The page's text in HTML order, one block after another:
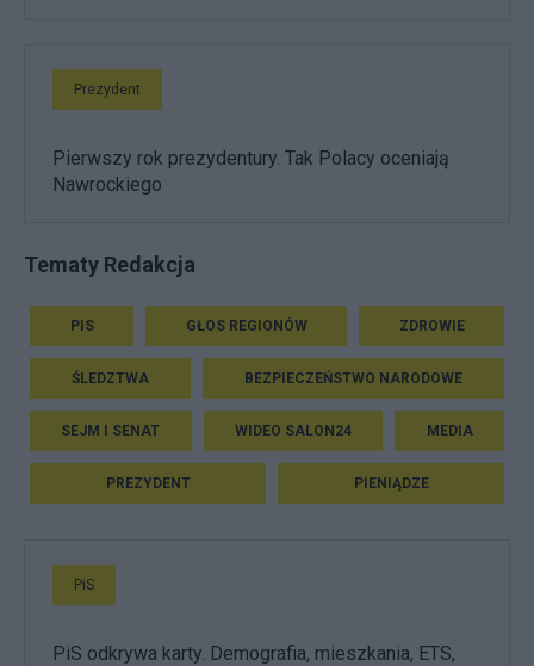
Prezydent
Pierwszy rok prezydentury. Tak Polacy oceniają
Nawrockiego
Tematy Redakcja
PIS GŁOS REGIONÓW ZDROWIE
ŚLEDZTWA BEZPIECZEŃSTWO NARODOWE
SEJM I SENAT WIDEO SALON24 MEDIA
PREZYDENT PIENIĄDZE
PiS
PiS odkrywa karty. Demografia, mieszkania, ETS,